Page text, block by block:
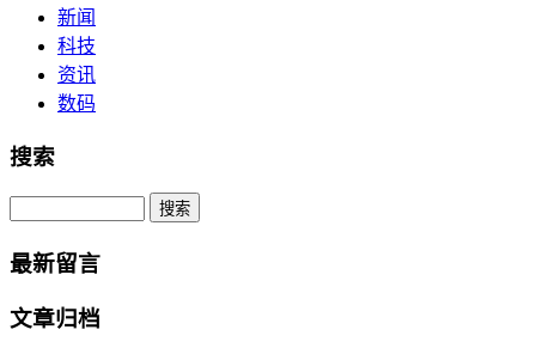
新闻
科技
资讯
数码
搜索
Search
最新留言
文章归档